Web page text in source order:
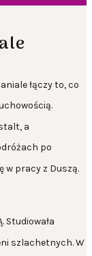
łączy to, co
a
po
w pracy z Duszą.
. Studiowała
szlachetnych. W